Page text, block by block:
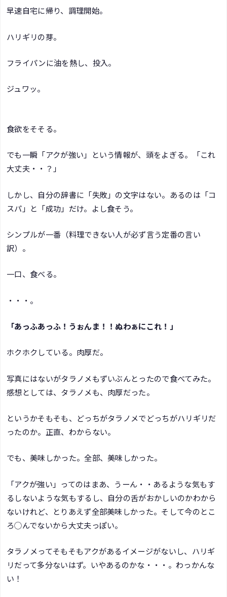
早速自宅に帰り、調理開始。
ハリギリの芽。
フライパンに油を熱し、投入。
ジュワッ。
食欲をそそる。
でも一瞬「アクが強い」という情報が、頭をよぎる。「これ
大丈夫・・？」
しかし、自分の辞書に「失敗」の文字はない。あるのは「コ
スパ」と「成功」だけ。よし食そう。
シンプルが一番（料理できない人が必ず言う定番の言い
訳）。
一口、食べる。
・・・。
「あっふあっふ！うぉんま！！ぬわぁにこれ！」
ホクホクしている。肉厚だ。
写真にはないがタラノメもずいぶんとったので食べてみた。
感想としては、タラノメも、肉厚だった。
というかそもそも、どっちがタラノメでどっちがハリギリだ
ったのか。正直、わからない。
でも、美味しかった。全部、美味しかった。
「アクが強い」ってのはまあ、うーん・・あるような気もす
るしないような気もするし、自分の舌がおかしいのかわから
ないけれど、とりあえず全部美味しかった。そして今のとこ
ろ◯んでないから大丈夫っぽい。
タラノメってそもそもアクがあるイメージがないし、ハリギ
リだって多分ないはず。いやあるのかな・・・。わっかんな
い！